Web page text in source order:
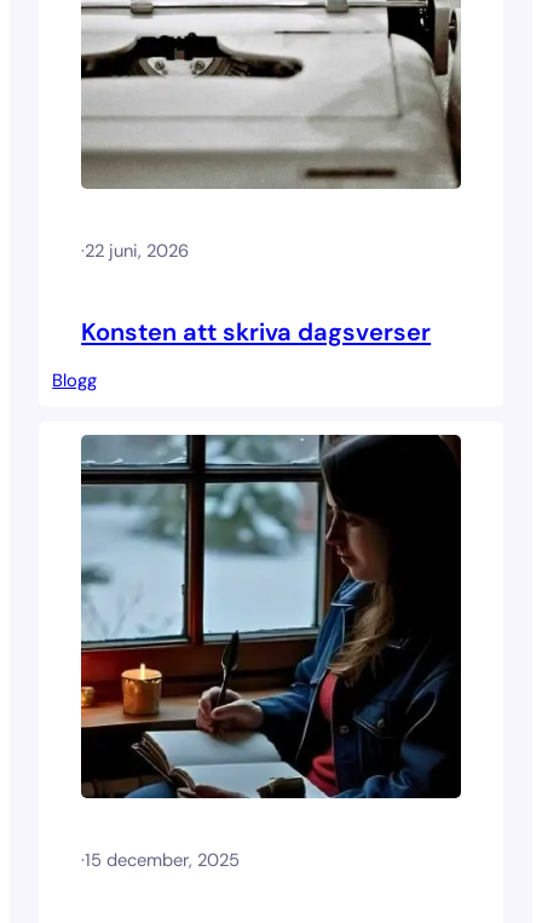
·22 juni, 2026
Konsten att skriva dagsverser
Blogg
·15 december, 2025